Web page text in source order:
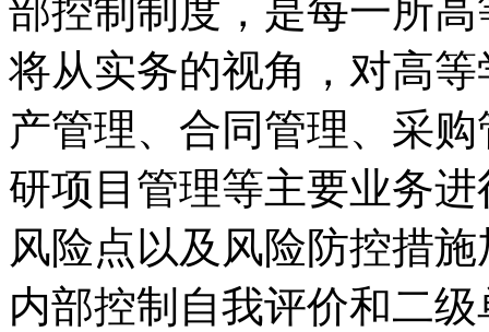
部控制制度，是每一所
将从实务的视角，对高
产管理、合同管理、采
研项目管理等主要业务
风险点以及风险防控措
内部控制自我评价和二